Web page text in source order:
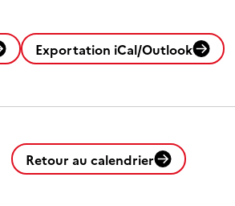
Exportation iCal/Outlook
Retour au calendrier